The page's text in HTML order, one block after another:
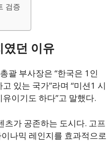
검증
였던 이유
괄 부사장은 “한국은 1인
있는 국가”라며 “미션1 시
이기도 하다”고 말했다.
츠가 공존하는 도시다. 고프
나믹 레인지를 효과적으로